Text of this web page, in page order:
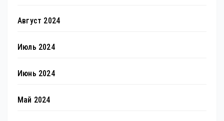
Август 2024
Июль 2024
Июнь 2024
Май 2024